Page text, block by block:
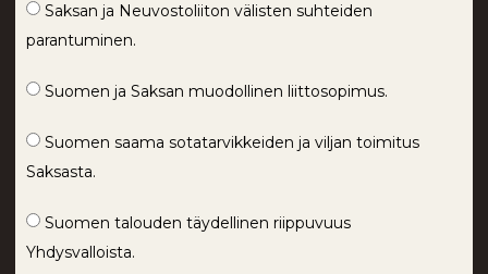
Saksan ja Neuvostoliiton välisten suhteiden
parantuminen.
Suomen ja Saksan muodollinen liittosopimus.
Suomen saama sotatarvikkeiden ja viljan toimitus
Saksasta.
Suomen talouden täydellinen riippuvuus
Yhdysvalloista.